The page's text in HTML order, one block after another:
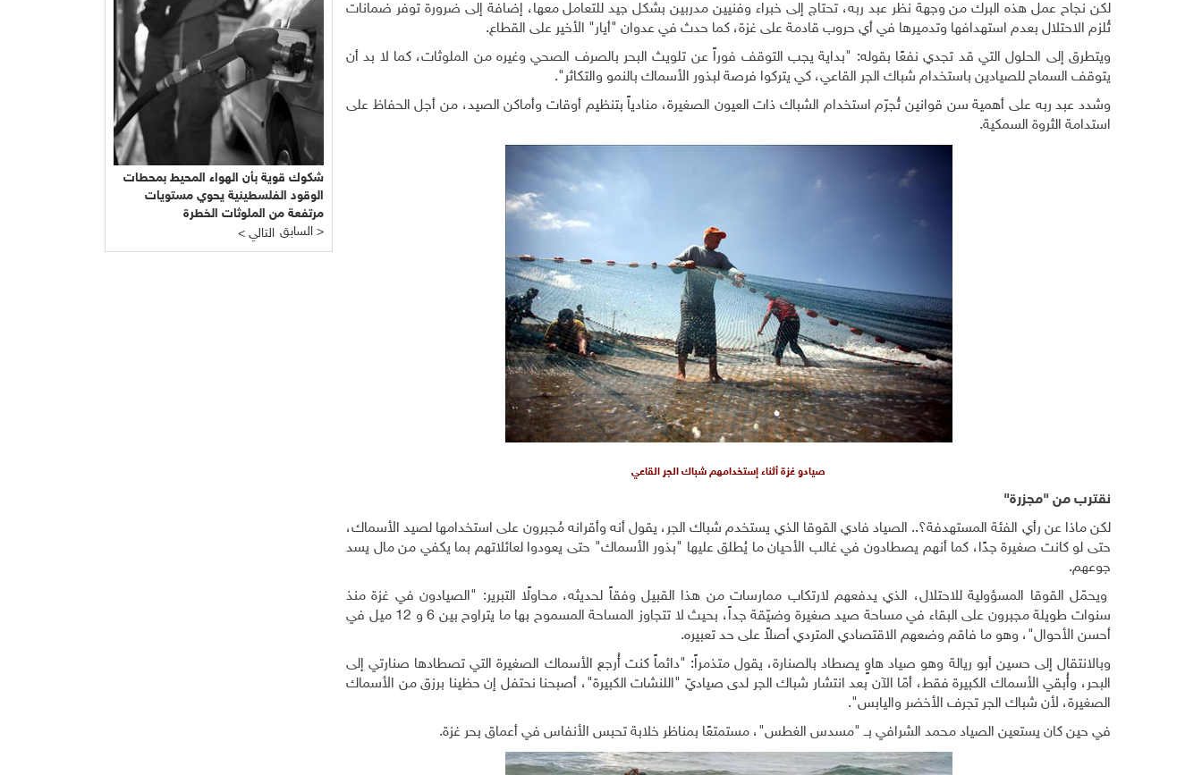
لكن نجاح عمل هذه البرك من وجهة نظر عبد ربه، تحتاج إلى خبراء وفنيين مدربين بشكل جيد للتعامل معها، إضافة إلى ضرورة توفر ضمانات
تُلزم الاحتلال بعدم استهدافها وتدميرها في أي حروب قادمة على غزة، كما حدث في عدوان "أيار" الأخير على القطاع.
ويتطرق إلى الحلول التي قد تجدي نفعًا بقوله: "بداية يجب التوقف فوراً عن تلويث البحر بالصرف الصحي وغيره من الملوثات، كما لا بد أن
يتوقف السماح للصيادين باستخدام شباك الجر القاعي، كي يتركوا فرصة لبذور الأسماك بالنمو والتكاثر".
وشدد عبد ربه على أهمية سن قوانين تُجرّم استخدام الشباك ذات العيون الصغيرة، منادياً بتنظيم أوقات وأماكن الصيد، من أجل الحفاظ على
استدامة الثروة السمكية.
صيادو غزة أثناء إستخدامهم شباك الجر القاعي
نقترب من "مجزرة"
لكن ماذا عن رأي الفئة المستهدفة؟.. الصياد فادي القوقا الذي يستخدم شباك الجر، يقول أنه وأقرانه مُجبرون على استخدامها لصيد الأسماك،
حتى لو كانت صغيرة جدًا، كما أنهم يصطادون في غالب الأحيان ما يُطلق عليها "بذور الأسماك" حتى يعودوا لعائلاتهم بما يكفي من مال يسد
جوعهم.
ويحمّل القوقا المسؤولية للاحتلال، الذي يدفعهم لارتكاب ممارسات من هذا القبيل وفقاً لحديثه، محاولًا التبرير: "الصيادون في غزة منذ
سنوات طويلة مجبرون على البقاء في مساحة صيد صغيرة وضيّقة جداً، بحيث لا تتجاوز المساحة المسموح بها ما يتراوح بين 6 و 12 ميل في
أحسن الأحوال"، وهو ما فاقم وضعهم الاقتصادي المتردي أصلاً على حد تعبيره.
وبالانتقال إلى حسين أبو ريالة وهو صياد هاوٍ يصطاد بالصنارة، يقول متذمراً: "دائماً كنت أُرجع الأسماك الصغيرة التي تصطادها صنارتي إلى
البحر، وأُبقي الأسماك الكبيرة فقط، أمّا الآن بعد انتشار شباك الجر لدى صياديّ "اللنشات الكبيرة"، أصبحنا نحتفل إن حظينا برزق من الأسماك
الصغيرة، لأن شباك الجر تجرف الأخضر واليابس".
في حين كان يستعين الصياد محمد الشرافي بــ "مسدس الغطس"، مستمتعًا بمناظر خلابة تحبس الأنفاس في أعماق بحر غزة.
شكوك قوية بأن الهواء المحيط بمحطات
الوقود الفلسطينية يحوي مستويات
مرتفعة من الملوثات الخطرة
< التالي
السابق >